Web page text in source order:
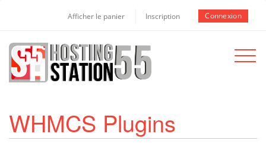
Afficher le panier Inscription Connexion
Toggle
WHMCS Plugins